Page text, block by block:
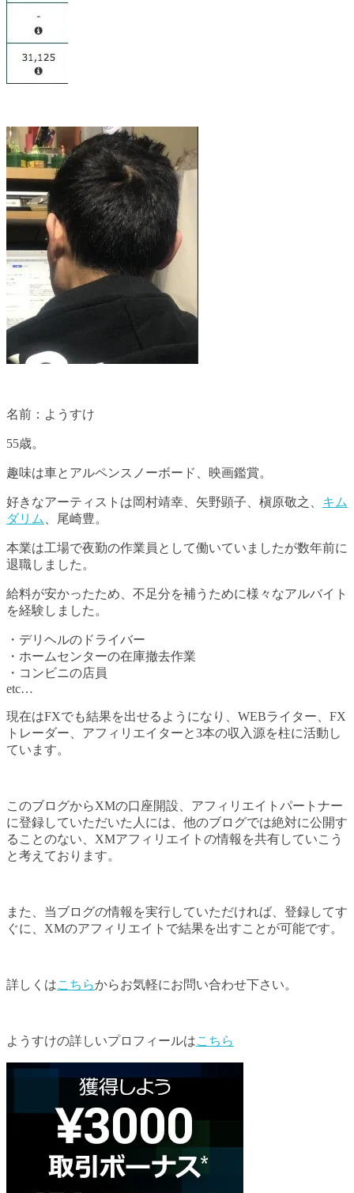
名前：ようすけ
55歳。
趣味は車とアルペンスノーボード、映画鑑賞。
好きなアーティストは岡村靖幸、矢野顕子、槇原敬之、 キム
ダリム
、尾崎豊。
本業は工場で夜勤の作業員として働いていましたが数年前に
退職しました。
給料が安かったため、不足分を補うために様々なアルバイト
を経験しました。
・デリヘルのドライバー
・ホームセンターの在庫撤去作業
・コンビニの店員
etc…
現在はFXでも結果を出せるようになり、WEBライター、FX
トレーダー、アフィリエイターと3本の収入源を柱に活動し
ています。
このブログからXMの口座開設、アフィリエイトパートナー
に登録していただいた人には、他のブログでは絶対に公開す
ることのない、XMアフィリエイトの情報を共有していこう
と考えております。
また、当ブログの情報を実行していただければ、登録してす
ぐに、XMのアフィリエイトで結果を出すことが可能です。
詳しくはこちらからお気軽にお問い合わせ下さい。
ようすけの詳しいプロフィールはこちら